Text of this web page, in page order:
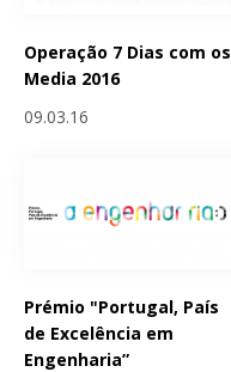
Operação 7 Dias com os
Media 2016
09.03.16
Prémio "Portugal, País
de Excelência em
Engenharia”